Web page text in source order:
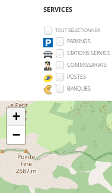
SERVICES
TOUT SÉLECTIONNER
PARKINGS
STATIONS SERVICE
COMMISSARIATS
POSTES
BANQUES
+
−